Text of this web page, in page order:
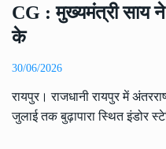
CG : मुख्यमंत्री साय
के
30/06/2026
रायपुर। राजधानी रायपुर में
जुलाई तक बुढ़ापारा स्थित इंडोर